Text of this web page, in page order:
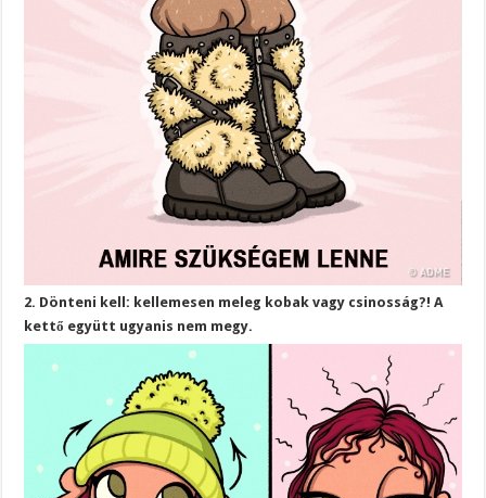
2. Dönteni kell: kellemesen meleg kobak vagy csinosság?! A
kettő együtt ugyanis nem megy.